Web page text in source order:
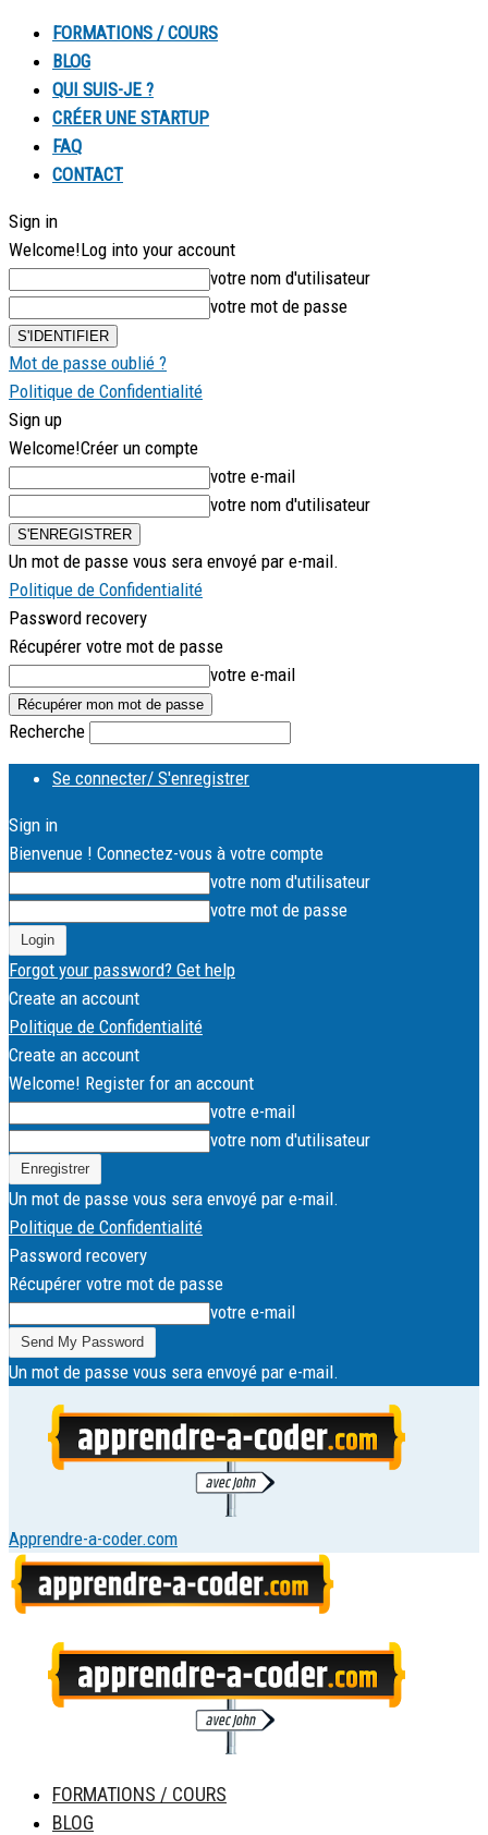
FORMATIONS / COURS
BLOG
QUI SUIS-JE ?
CRÉER UNE STARTUP
FAQ
CONTACT
Sign in
Welcome!Log into your account
votre nom d'utilisateur
votre mot de passe
Mot de passe oublié ?
Politique de Confidentialité
Sign up
Welcome!Créer un compte
votre e-mail
votre nom d'utilisateur
Un mot de passe vous sera envoyé par e-mail.
Politique de Confidentialité
Password recovery
Récupérer votre mot de passe
votre e-mail
Recherche
Se connecter/ S'enregistrer
Sign in
Bienvenue ! Connectez-vous à votre compte
votre nom d'utilisateur
votre mot de passe
Forgot your password? Get help
Create an account
Politique de Confidentialité
Create an account
Welcome! Register for an account
votre e-mail
votre nom d'utilisateur
Un mot de passe vous sera envoyé par e-mail.
Politique de Confidentialité
Password recovery
Récupérer votre mot de passe
votre e-mail
Un mot de passe vous sera envoyé par e-mail.
Apprendre-a-coder.com
FORMATIONS / COURS
BLOG